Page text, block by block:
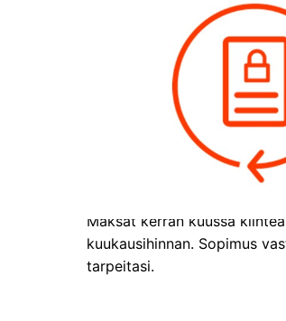
Maksat kerran kuussa
kuukausihinnan. Sopimus
tarpeitasi.